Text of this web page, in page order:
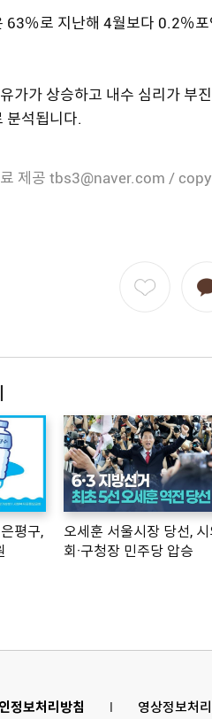
63％로 지난해 4월보다 0.2％
가가 상승하고 내수 심리가 부
분석됩니다.
료 제공 tbs3@naver.com /
평구,
오세훈 서울시장 당선, 시
회·구청장 민주당 압승
정보처리방침 l 영상정보처